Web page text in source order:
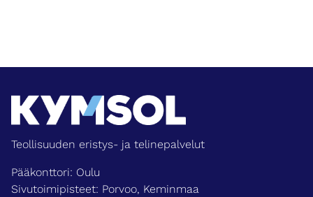
Teollisuuden eristys- ja telinepalvelut
Pääkonttori: Oulu
Sivutoimipisteet: Porvoo, Keminmaa